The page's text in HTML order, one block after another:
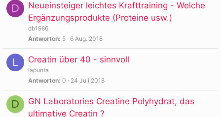
D
Neueinsteiger leichtes Krafttraining - Welche
Ergänzungsprodukte (Proteine usw.)
db1986
Antworten 5 6 Aug. 2018
L Creatin über 40 - sinnvoll
lapunta
Antworten 0 24 Juli 2018
D
GN Laboratories Creatine Polyhydrat, das
ultimative Creatin ?